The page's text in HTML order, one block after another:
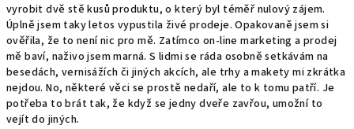
vyrobit dvě stě kusů produktu, o který byl téměř nulový zájem.
Úplně jsem taky letos vypustila živé prodeje. Opakovaně jsem si
ověřila, že to není nic pro mě. Zatímco on-line marketing a prodej
mě baví, naživo jsem marná. S lidmi se ráda osobně setkávám na
besedách, vernisážích či jiných akcích, ale trhy a makety mi zkrátka
nejdou. No, některé věci se prostě nedaří, ale to k tomu patří. Je
potřeba to brát tak, že když se jedny dveře zavřou, umožní to
vejít do jiných.